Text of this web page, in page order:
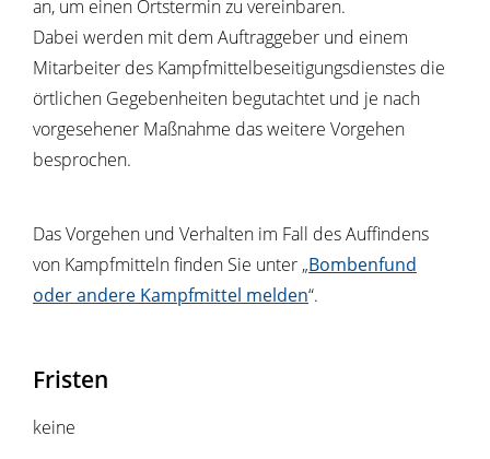
an, um einen Ortstermin zu vereinbaren.
Dabei werden mit dem Auftraggeber und einem
Mitarbeiter des Kampfmittelbeseitigungsdienstes die
örtlichen Gegebenheiten begutachtet und je nach
vorgesehener Maßnahme das weitere Vorgehen
besprochen.
Das Vorgehen und Verhalten im Fall des Auffindens
von Kampfmitteln finden Sie unter „Bombenfund
oder andere Kampfmittel melden“.
Fristen
keine